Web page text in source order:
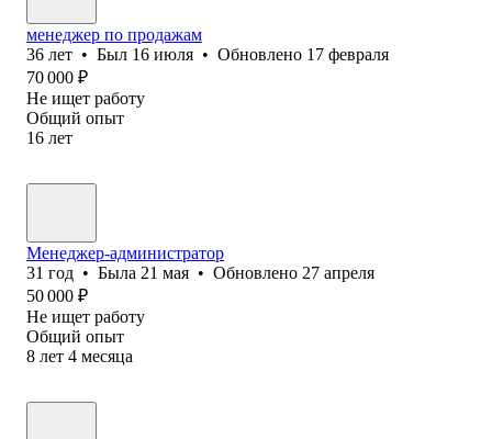
менеджер по продажам
36 лет • Был 16 июля • Обновлено 17 февраля
70 000 ₽
Не ищет работу
Общий опыт
16 лет
Менеджер-администратор
31 год • Была 21 мая • Обновлено 27 апреля
50 000 ₽
Не ищет работу
Общий опыт
8 лет 4 месяца